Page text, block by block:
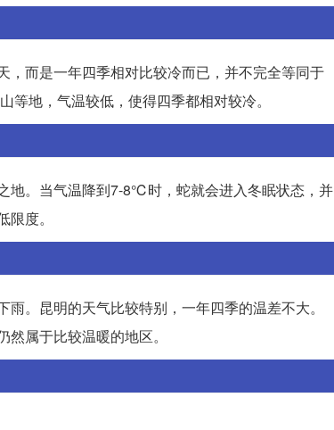
而是一年四季相对比较冷而已，并不完全等同于
地，气温较低，使得四季都相对较冷。
地。当气温降到7-8℃时，蛇就会进入冬眠状态，并
度。
。昆明的天气比较特别，一年四季的温差不大。
属于比较温暖的地区。